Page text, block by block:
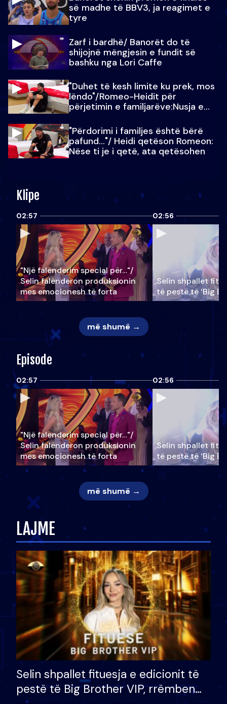
së madhe të BBV3, ja reagimet e
tyre
Zarf i bardhë/ Banorët do të
shijojnë mëngjesin e fundit së
bashku nga Lori Caffe
"Duhet të kesh limite ku prek, mos
lëndo"/Romeo-Heidit për
përjetimin e familjarëve:Nusja e
"Përdorimi i familjes është bërë
pafund…"/ Heidi qetëson Romeon:
Nëse ti je i qetë, ata qetësohen
Klipe
02:57
"Një falenderim special për…"/
Selin falënderon produksionin
mes emocionesh të forta
02:56
Selin shpallet
të pestë të ‘Big
më shumë →
Episode
02:57
"Një falenderim special për…"/
Selin falënderon produksionin
mes emocionesh të forta
02:56
Selin shpallet
të pestë të ‘Big
më shumë →
LAJME
Selin shpallet fituesja e edicionit të
pestë të Big Brother VIP, rrëmben